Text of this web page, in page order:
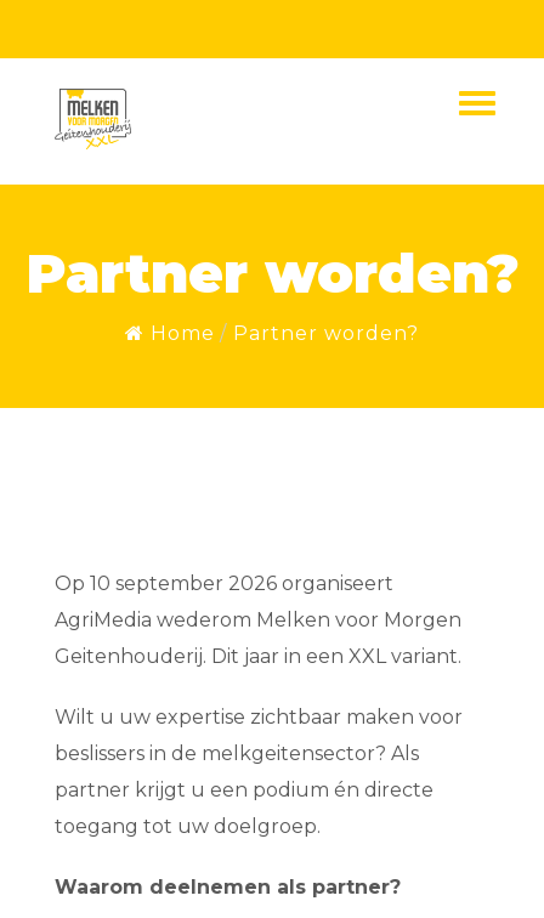
Partner worden?
Home Partner worden?
Op 10 september 2026 organiseert
AgriMedia wederom Melken voor Morgen
Geitenhouderij. Dit jaar in een XXL variant.
Wilt u uw expertise zichtbaar maken voor
beslissers in de melkgeitensector? Als
partner krijgt u een podium én directe
toegang tot uw doelgroep.
Waarom deelnemen als partner?